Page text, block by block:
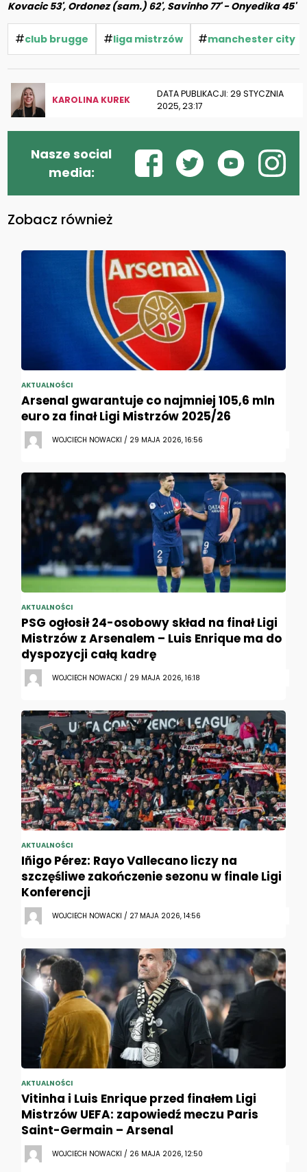
Kovacic 53', Ordonez (sam.) 62', Savinho 77' - Onyedika 45'
#club brugge #liga mistrzów #manchester city
KAROLINA KUREK
DATA PUBLIKACJI: 29 STYCZNIA
2025, 23:17
Nasze social
media:
Zobacz również
AKTUALNOŚCI
Arsenal gwarantuje co najmniej 105,6 mln
euro za finał Ligi Mistrzów 2025/26
WOJCIECH NOWACKI / 29 MAJA 2026, 16:56
AKTUALNOŚCI
PSG ogłosił 24-osobowy skład na finał Ligi
Mistrzów z Arsenalem – Luis Enrique ma do
dyspozycji całą kadrę
WOJCIECH NOWACKI / 29 MAJA 2026, 16:18
AKTUALNOŚCI
Iñigo Pérez: Rayo Vallecano liczy na
szczęśliwe zakończenie sezonu w finale Ligi
Konferencji
WOJCIECH NOWACKI / 27 MAJA 2026, 14:56
AKTUALNOŚCI
Vitinha i Luis Enrique przed finałem Ligi
Mistrzów UEFA: zapowiedź meczu Paris
Saint-Germain – Arsenal
WOJCIECH NOWACKI / 26 MAJA 2026, 12:50